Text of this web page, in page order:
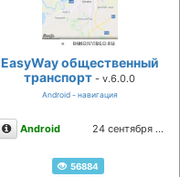
EasyWay общественный
транспорт - v.6.0.0
Android - навигация
Описание
Android 24 сентября 2021
56884